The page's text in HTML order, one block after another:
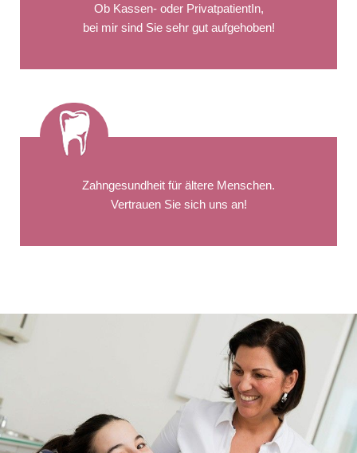
Ob Kassen- oder PrivatpatientIn,
bei mir sind Sie sehr gut aufgehoben!
Zahngesundheit für ältere Menschen.
Vertrauen Sie sich uns an!